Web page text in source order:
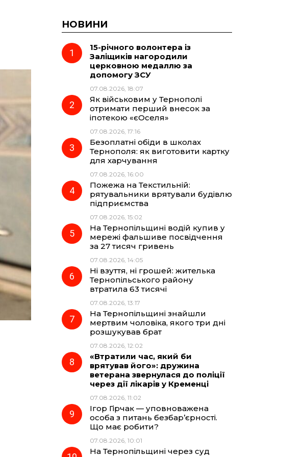
НОВИНИ
15-річного волонтера із
Заліщиків нагородили
церковною медаллю за
допомогу ЗСУ
07.08.2026, 18:07
Як військовим у Тернополі
отримати перший внесок за
іпотекою «єОселя»
07.08.2026, 17:16
Безоплатні обіди в школах
Тернополя: як виготовити картку
для харчування
07.08.2026, 16:00
Пожежа на Текстильній:
рятувальники врятували будівлю
підприємства
07.08.2026, 15:02
На Тернопільщині водій купив у
мережі фальшиве посвідчення
за 27 тисяч гривень
07.08.2026, 14:05
Ні взуття, ні грошей: жителька
Тернопільського району
втратила 63 тисячі
07.08.2026, 13:17
На Тернопільщині знайшли
мертвим чоловіка, якого три дні
розшукував брат
07.08.2026, 12:02
«Втратили час, який би
врятував його»: дружина
ветерана звернулася до поліції
через дії лікарів у Кременці
07.08.2026, 11:02
Ігор Гірчак — уповноважена
особа з питань безбар’єрності.
Що має робити?
07.08.2026, 10:01
На Тернопільщині через суд